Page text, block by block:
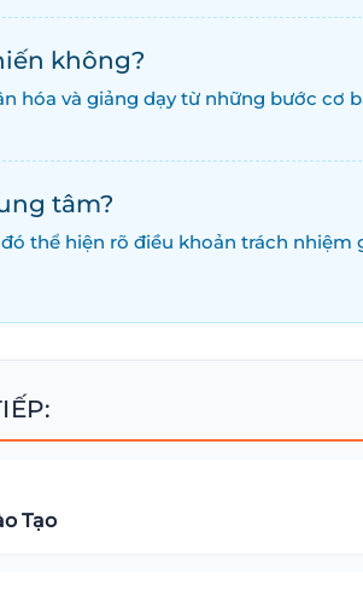
không?
hóa và giảng dạy từ những bước cơ
tâm?
thể hiện rõ điều khoản trách nhiệm
Tạo